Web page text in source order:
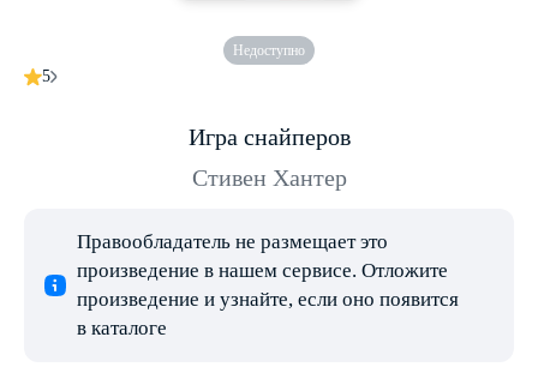
Недоступно
5
Игра снайперов
Стивен Хантер
Правообладатель не размещает это
произведение в нашем сервисе. Отложите
произведение и узнайте, если оно появится
в каталоге